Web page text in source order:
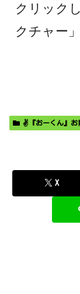
クリック
クチャー
✌️『おーくん』お
X